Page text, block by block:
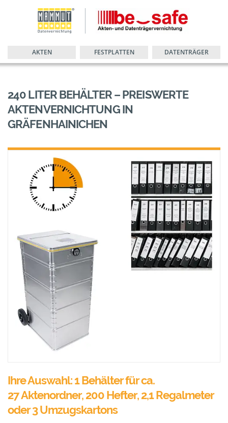
AKTEN FESTPLATTEN DATENTRÄGER
240 LITER BEHÄLTER – PREISWERTE
AKTENVERNICHTUNG IN
GRÄFENHAINICHEN
Ihre Auswahl: 1 Behälter für ca.
27 Aktenordner, 200 Hefter, 2,1 Regalmeter
oder 3 Umzugskartons